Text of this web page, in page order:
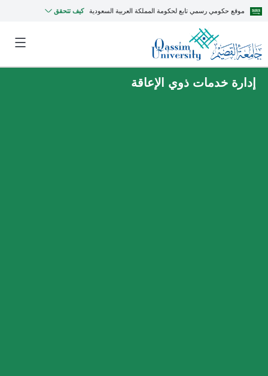
موقع حكومي رسمي تابع لحكومة المملكة العربية السعودية كيف تتحقق
إدارة خدمات ذوي الإعاقة